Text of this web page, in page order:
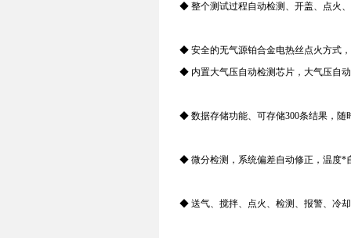
◆ 整个测试过程自动检测、开盖、点火
◆ 安全的无气源铂合金电热丝点火方式
◆ 内置大气压自动检测芯片，大气压自
◆ 数据存储功能、可存储300条结果，随
◆ 微分检测，系统偏差自动修正，温度*
◆ 送气、搅拌、点火、检测、报警、冷